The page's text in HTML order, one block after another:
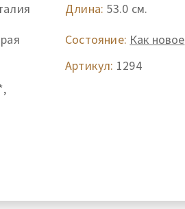
Длина: 53.0 см.
Состояние: Как новое
Артикул: 1294